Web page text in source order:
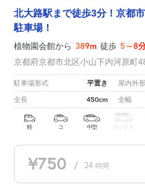
北大路駅まで徒歩3分！京都
駐車場！
植物園会館から 389m 徒歩 5～8
京都府京都市北区小山下内河原町
駐車場形式 平置き 屋内外
全長 450cm 全幅
軽 コ 中型 ボックス
¥750 / 24 時間